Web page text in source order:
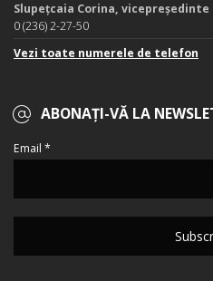
Slupețcaia Corina, vicepreședinte
0 (236) 2-27-50
Vezi toate numerele de telefon
ABONAȚI-VĂ LA
Email *